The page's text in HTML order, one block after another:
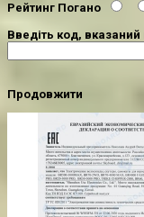
Рейтинг Погано
Введіть код,
Продовжити